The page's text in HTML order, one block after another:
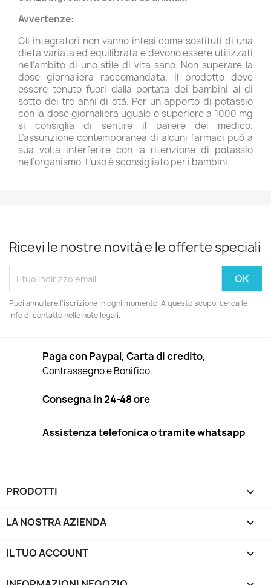
Avvertenze:
Gli integratori non vanno intesi come sostituti di una
dieta variata ed equilibrata e devono essere utilizzati
nell’ambito di uno stile di vita sano. Non superare la
dose giornaliera raccomandata. Il prodotto deve
essere tenuto fuori dalla portata dei bambini al di
sotto dei tre anni di età. Per un apporto di potassio
con la dose giornaliera uguale o superiore a 1000 mg
si consiglia di sentire il parere del medico.
L’assunzione contemporanea di alcuni farmaci può a
sua volta interferire con la ritenzione di potassio
nell’organismo. L’uso è sconsigliato per i bambini.
Ricevi le nostre novità e le offerte speciali
Puoi annullare l'iscrizione in ogni momento. A questo scopo, cerca le
info di contatto nelle note legali.
Paga con Paypal, Carta di credito,
Contrassegno e Bonifico.
Consegna in 24-48 ore
Assistenza telefonica o tramite whatsapp
PRODOTTI 
LA NOSTRA AZIENDA 
IL TUO ACCOUNT 